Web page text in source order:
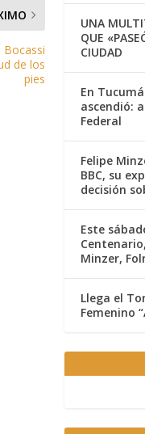
Bocassi
de los
pies
UNA
QUE
CIUDAD
En
ascendió:
Federal
Felipe
BBC, su
decisión
Este
Minzer,
Llega el
Femenino